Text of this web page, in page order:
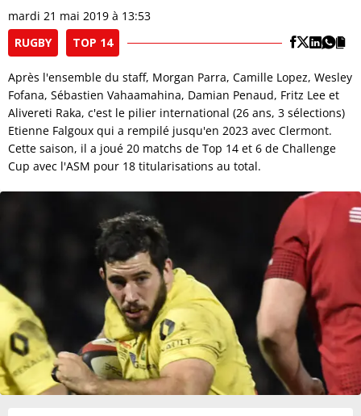
mardi 21 mai 2019 à 13:53
RUGBY
TOP 14
Après l'ensemble du staff, Morgan Parra, Camille Lopez, Wesley
Fofana, Sébastien Vahaamahina, Damian Penaud, Fritz Lee et
Alivereti Raka, c'est le pilier international (26 ans, 3 sélections)
Etienne Falgoux qui a rempilé jusqu'en 2023 avec Clermont.
Cette saison, il a joué 20 matchs de Top 14 et 6 de Challenge
Cup avec l'ASM pour 18 titularisations au total.